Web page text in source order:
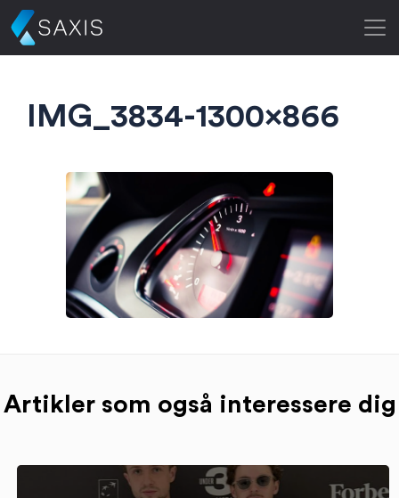
IMG_3834-1300×866
Artikler som også interessere dig